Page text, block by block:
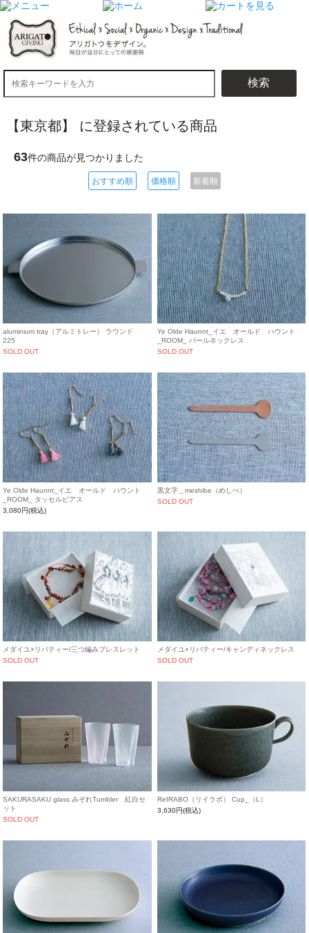
検索
【東京都】 に登録されている商品
63件の商品が見つかりました
おすすめ順 価格順 新着順
aluminium tray（アルミトレー） ラウンド
225
SOLD OUT
Ye Olde Haunnt_イエ オールド ハウント
_ROOM_ パールネックレス
SOLD OUT
Ye Olde Haunnt_イエ オールド ハウント
_ROOM_ タッセルピアス
3,080円(税込)
黒文字＿meshibe（めしべ）
SOLD OUT
メダイユ×リバティー/三つ編みブレスレット
SOLD OUT
メダイユ×リバティー/キャンディネックレス
SOLD OUT
SAKURASAKU glass みぞれTumbler 紅白セ
ット
SOLD OUT
ReIRABO（リイラボ） Cup_（L）
3,630円(税込)